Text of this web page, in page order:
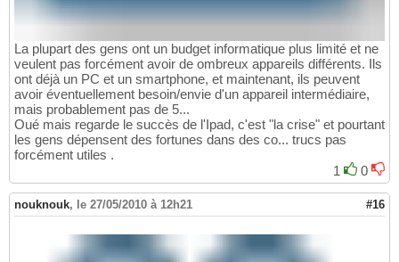
La plupart des gens ont un budget informatique plus limité et ne
veulent pas forcément avoir de ombreux appareils différents. Ils
ont déjà un PC et un smartphone, et maintenant, ils peuvent
avoir éventuellement besoin/envie d'un appareil intermédiaire,
mais probablement pas de 5...
Oué mais regarde le succès de l'Ipad, c'est "la crise" et pourtant
les gens dépensent des fortunes dans des co... trucs pas
forcément utiles .
1
0
nouknouk, le 27/05/2010 à 12h21 #16